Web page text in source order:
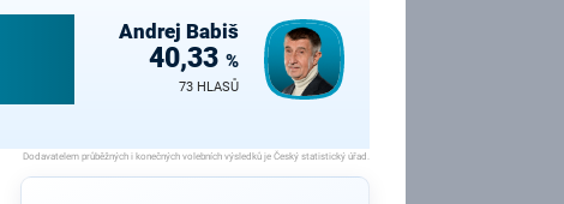
Andrej Babiš
40,33%
73 HLASŮ